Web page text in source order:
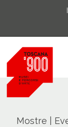
Mostre |